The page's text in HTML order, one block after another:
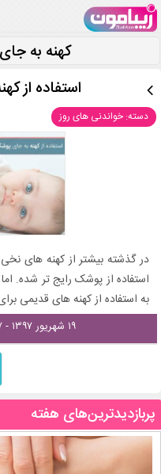
کهنه به
استفاده از
دسته: خواندنی های روز
در گذشته بیشتر از کهنه های
استفاده از پوشک رایج تر شده.
به استفاده از کهنه های قدیمی
۱۹ شهریور ۱۳۹۷ - ۱۱:۲۷
پربازدیدترین‌های هفته